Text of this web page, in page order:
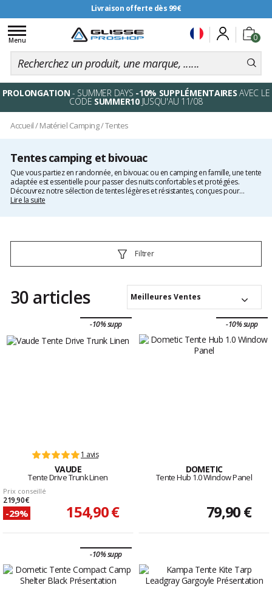
Livraison offerte dès 99€
0
Toggle
navigation
Menu
PROLONGATION - SUMMER DAYS -10% SUPPLÉMENTAIRES AVEC LE
CODE SUMMER10JUSQU'AU 11/08
Accueil/Matériel Camping/Tentes
Tentes camping et bivouac
Que vous partiez en randonnée, en bivouac ou en camping en famille, une tente
adaptée est essentielle pour passer des nuits confortables et protégées.
Découvrez notre sélection de tentes légères et résistantes, conçues pour
affronter toutes les conditions météorologiques. Trouvez la tente ultralégère
Lire la suite
Filtrer
30 articles Meilleures Ventes
-10% supp
1 avis
VAUDE
Tente Drive Trunk Linen
Prix conseillé
219,90 €
-29% 154,90 €
-10% supp
DOMETIC
Tente Hub 1.0 Window Panel
79,90 €
-10% supp